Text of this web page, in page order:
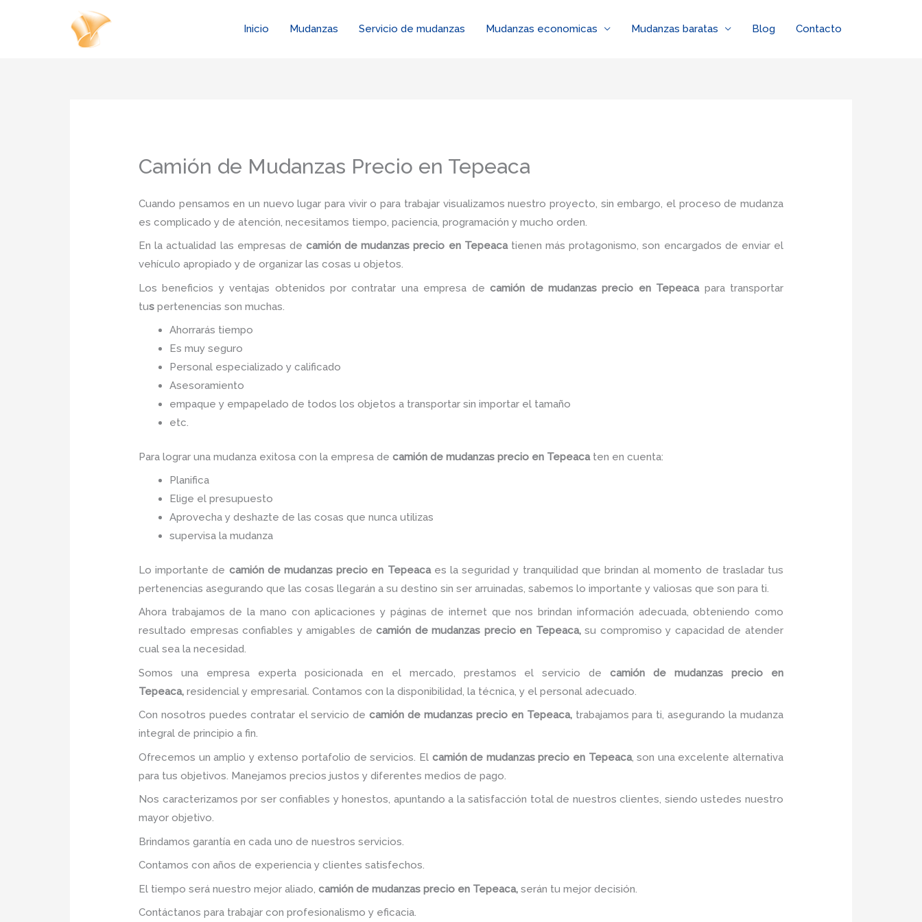
Inicio Mudanzas Servicio de mudanzas Mudanzas economicas Mudanzas baratas Blog Contacto
Camión de Mudanzas Precio en Tepeaca
Cuando pensamos en un nuevo lugar para vivir o para trabajar visualizamos nuestro proyecto, sin embargo, el proceso de mudanza
es complicado y de atención, necesitamos tiempo, paciencia, programación y mucho orden.
En la actualidad las empresas de camión de mudanzas precio en Tepeaca tienen más protagonismo, son encargados de enviar el
vehículo apropiado y de organizar las cosas u objetos.
Los beneficios y ventajas obtenidos por contratar una empresa decamión de mudanzas precio en Tepeaca para transportar
tuspertenencias son muchas.
Ahorrarás tiempo
Es muy seguro
Personal especializado y calificado
Asesoramiento
empaque y empapelado de todos los objetos a transportar sin importar el tamaño
etc.
Para lograr una mudanza exitosa con la empresa decamión de mudanzas precio en Tepeaca ten en cuenta:
Planifica
Elige el presupuesto
Aprovecha y deshazte de las cosas que nunca utilizas
supervisa la mudanza
Lo importante de camión de mudanzas precio en Tepeaca es la seguridad y tranquilidad que brindan al momento de trasladar tus
pertenencias asegurando que las cosas llegarán a su destino sin ser arruinadas, sabemos lo importante y valiosas que son para ti.
Ahora trabajamos de la mano con aplicaciones y páginas de internet que nos brindan información adecuada, obteniendo como
resultado empresas confiables y amigables decamión de mudanzas precio en Tepeaca,su compromiso y capacidad de atender
cual sea la necesidad.
Somos una empresa experta posicionada en el mercado, prestamos el servicio decamión de mudanzas precio en
Tepeaca, residencial y empresarial. Contamos con la disponibilidad, la técnica, y el personal adecuado.
Con nosotros puedes contratar el servicio decamión de mudanzas precio en Tepeaca, trabajamos para ti, asegurando la mudanza
integral de principio a fin.
Ofrecemos un amplio y extenso portafolio de servicios. El camión de mudanzas precio en Tepeaca, son una excelente alternativa
para tus objetivos. Manejamos precios justos y diferentes medios de pago.
Nos caracterizamos por ser confiables y honestos, apuntando a la satisfacción total de nuestros clientes, siendo ustedes nuestro
mayor objetivo.
Brindamos garantía en cada uno de nuestros servicios.
Contamos con años de experiencia y clientes satisfechos.
El tiempo será nuestro mejor aliado,camión de mudanzas precio en Tepeaca,serán tu mejor decisión.
Contáctanos para trabajar con profesionalismo y eficacia.